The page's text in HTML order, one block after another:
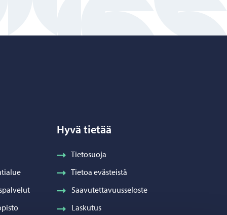
Hyvä tietää
Tietosuoja
Tietoa evästeistä
Saavutettavuusseloste
Laskutus